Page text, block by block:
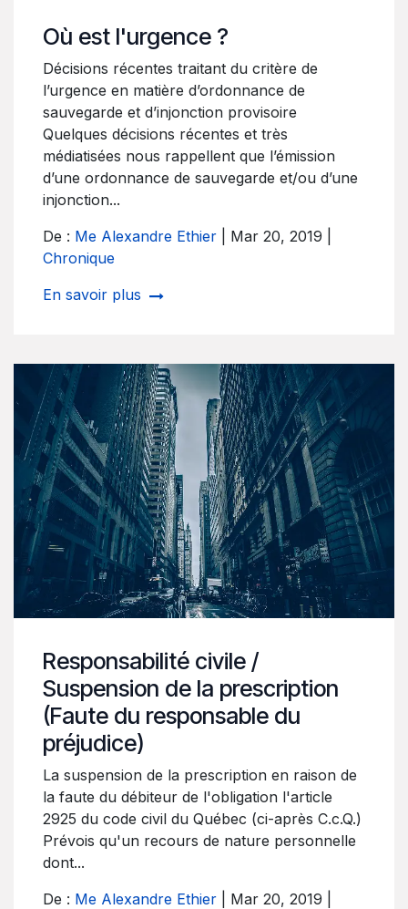
Où est l'urgence ?
Décisions récentes traitant du critère de
l’urgence en matière d’ordonnance de
sauvegarde et d’injonction provisoire
Quelques décisions récentes et très
médiatisées nous rappellent que l’émission
d’une ordonnance de sauvegarde et/ou d’une
injonction...
De : Me Alexandre Ethier | Mar 20, 2019 |
Chronique
En savoir plus
Responsabilité civile /
Suspension de la prescription
(Faute du responsable du
préjudice)
La suspension de la prescription en raison de
la faute du débiteur de l'obligation l'article
2925 du code civil du Québec (ci-après C.c.Q.)
Prévois qu'un recours de nature personnelle
dont...
De : Me Alexandre Ethier | Mar 20, 2019 |